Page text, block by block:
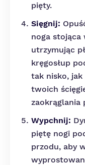
pięty.
Sięgnij:
noga stojąca
utrzymując
kręgosłup
tak nisko,
twoich
zaokrąglania
Wypchnij:
piętę nogi
przodu, aby